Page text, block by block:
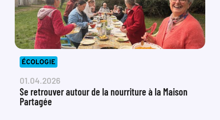
ÉCOLOGIE
01.04.2026
Se retrouver autour de la nourriture à la Maison
Partagée